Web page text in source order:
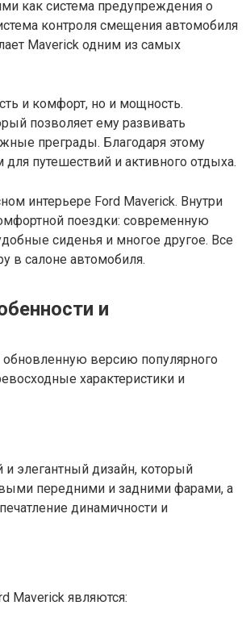
как система предупреждения о
контроля смещения автомобиля
Maverick одним из самых
и комфорт, но и мощность.
позволяет ему развивать
преграды. Благодаря этому
путешествий и активного отдыха.
интерьере Ford Maverick. Внутри
поездки: современную
сиденья и многое другое. Все
в салоне автомобиля.
и
обновленную версию популярного
характеристики и
элегантный дизайн, который
передними и задними фарами, а
динамичности и
Maverick являются: